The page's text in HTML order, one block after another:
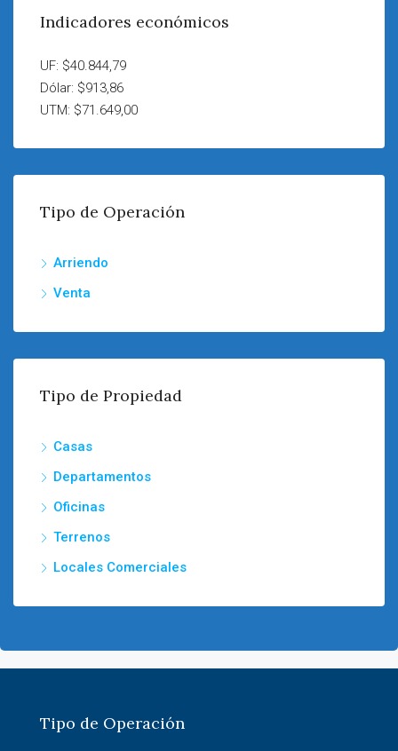
Indicadores económicos
UF: $40.844,79
Dólar: $913,86
UTM: $71.649,00
Tipo de Operación
Arriendo
Venta
Tipo de Propiedad
Casas
Departamentos
Oficinas
Terrenos
Locales Comerciales
Tipo de Operación